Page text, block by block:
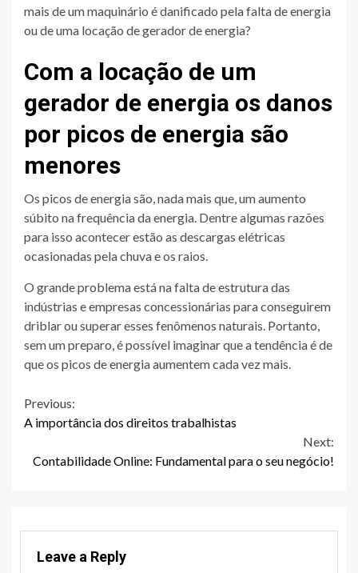
mais de um maquinário é danificado pela falta de energia
ou de uma locação de gerador de energia?
Com a locação de um
gerador de energia os danos
por picos de energia são
menores
Os picos de energia são, nada mais que, um aumento
súbito na frequência da energia. Dentre algumas razões
para isso acontecer estão as descargas elétricas
ocasionadas pela chuva e os raios.
O grande problema está na falta de estrutura das
indústrias e empresas concessionárias para conseguirem
driblar ou superar esses fenômenos naturais. Portanto,
sem um preparo, é possível imaginar que a tendência é de
que os picos de energia aumentem cada vez mais.
Continue
Previous:
A importância dos direitos trabalhistas
Next:
Contabilidade Online: Fundamental para o seu negócio!
Leave a Reply